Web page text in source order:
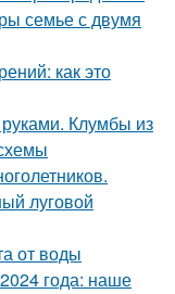
семье с двумя
как это
Клумбы из
луговой
от воды
года: наше